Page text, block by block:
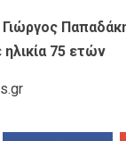
Γιώργος
75 ετών